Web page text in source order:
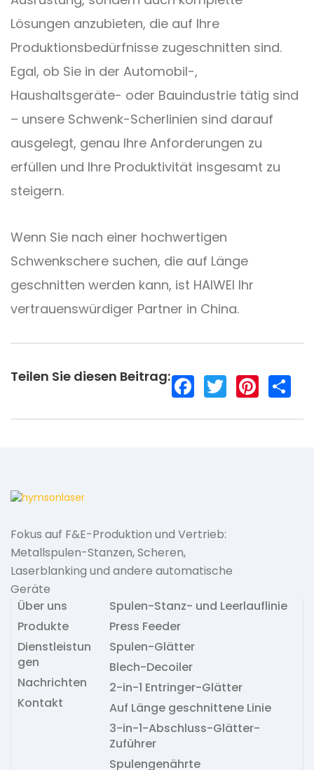
Lösungen anzubieten, die auf Ihre
Produktionsbedürfnisse zugeschnitten sind.
Egal, ob Sie in der Automobil-,
Haushaltsgeräte- oder Bauindustrie tätig sind
– unsere Schwenk-Scherlinien sind darauf
ausgelegt, genau Ihre Anforderungen zu
erfüllen und Ihre Produktivität insgesamt zu
steigern.
Wenn Sie nach einer hochwertigen
Schwenkschere suchen, die auf Länge
geschnitten werden kann, ist HAIWEI Ihr
vertrauenswürdiger Partner in China.
Teilen Sie diesen Beitrag:
Fokus auf F&E-Produktion und Vertrieb:
Metallspulen-Stanzen, Scheren,
Laserblanking und andere automatische
Geräte
Über uns
Produkte
Dienstleistun
gen
Nachrichten
Kontakt
Spulen-Stanz- und Leerlauflinie
Press Feeder
Spulen-Glätter
Blech-Decoiler
2-in-1 Entringer-Glätter
Auf Länge geschnittene Linie
3-in-1-Abschluss-Glätter-
Zuführer
Spulengenährte